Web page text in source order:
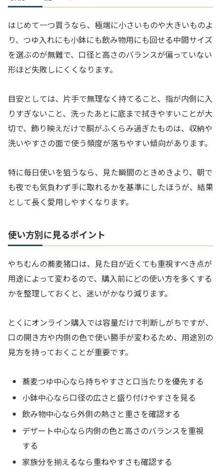
はじめて一つ買うなら、極端に小さいものや大きいものよ
り、つゆ入れにも小鉢にも飲み物用にも回せる中間サイズ
を選ぶのが無難で、口径と高さのバランスが偏っていない
形ほど失敗しにくくなります。
目安としては、片手で無理なく持てること、指が内側に入
りすぎないこと、洗ったあとに底まで拭きやすいことが大
切で、飾り映えだけで胴がふくらみ過ぎたものは、収納や
洗いやすさの面で使う頻度が落ちやすい傾向があります。
特に毎日使いを狙うなら、見た瞬間のときめきより、朝で
も夜でも気負わず手に取れるかを基準にしたほうが、結果
として長く愛用しやすくなります。
使い方別に見るポイント
やちむんの蕎麦猪口は、見た目が近くても重視すべき点が
用途によって変わるので、購入前にどの使い方を多くする
かを整理しておくと、迷いがかなり減ります。
とくにオンライン購入では容量だけで判断しがちですが、
口の開き方や内側の色で使い勝手が変わるため、用途別の
見方を持っておくことが重要です。
蕎麦つゆ中心なら持ちやすさと口当たりを優先する
小鉢中心なら口径の広さと盛り付けやすさを見る
飲み物中心なら外側の熱さと重さを確認する
デザート中心なら内側の色と高さのバランスを重視
する
家族分を揃えるなら重ねやすさも確認する